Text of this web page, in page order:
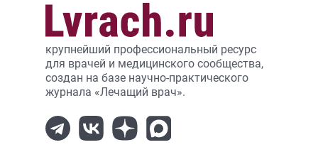
крупнейший профессиональный ресурс
для врачей и медицинского сообщества,
создан на базе научно-практического
журнала «Лечащий врач».